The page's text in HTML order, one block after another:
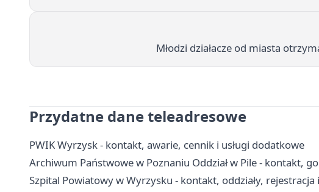
Młodzi działacze od miasta
Przydatne dane teleadresowe
PWIK Wyrzysk - kontakt, awarie, cennik i usługi dodatkowe
Archiwum Państwowe w Poznaniu Oddział w Pile - kontakt,
Szpital Powiatowy w Wyrzysku - kontakt, oddziały, rejestracja